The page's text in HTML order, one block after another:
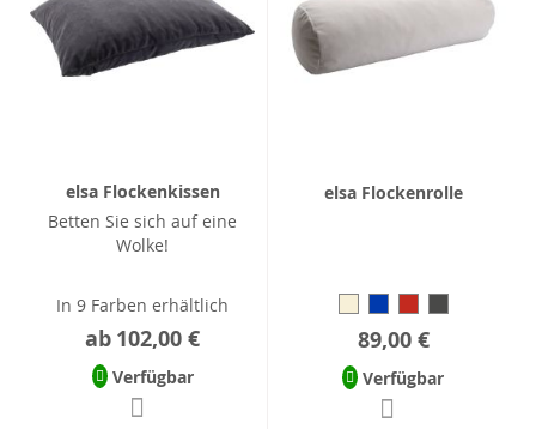
elsa Flockenkissen
Betten Sie sich auf eine
Wolke!
In 9 Farben erhältlich
ab 102,00 €
Verfügbar
elsa Flockenrolle
89,00 €
Verfügbar